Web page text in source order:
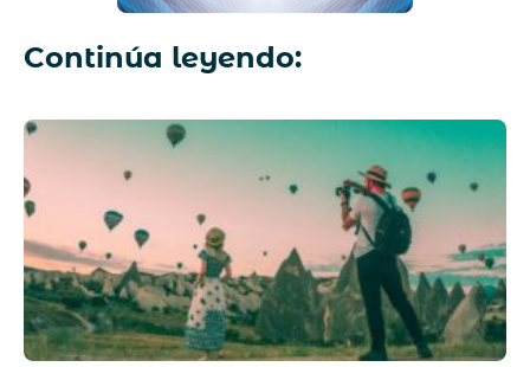
Continúa leyendo: